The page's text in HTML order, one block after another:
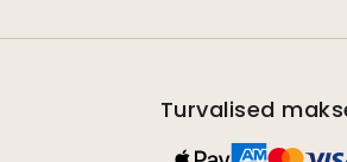
Turvalised